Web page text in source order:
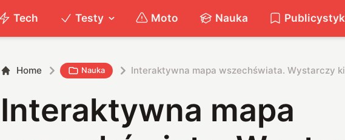
Tech Testy Moto Nauka
Home Nauka Interaktywna mapa wszechświata. Wystarczy
Interaktywna mapa